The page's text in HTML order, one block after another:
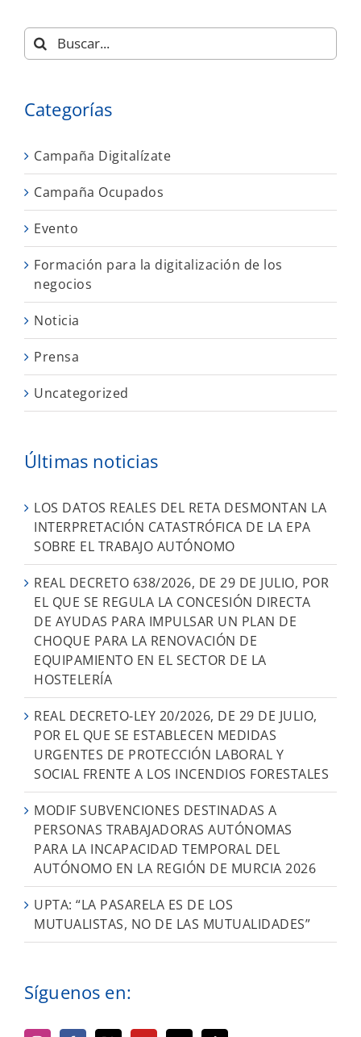
Buscar:
Categorías
Campaña Digitalízate
Campaña Ocupados
Evento
Formación para la digitalización de los
negocios
Noticia
Prensa
Uncategorized
Últimas noticias
LOS DATOS REALES DEL RETA DESMONTAN LA
INTERPRETACIÓN CATASTRÓFICA DE LA EPA
SOBRE EL TRABAJO AUTÓNOMO
REAL DECRETO 638/2026, DE 29 DE JULIO, POR
EL QUE SE REGULA LA CONCESIÓN DIRECTA
DE AYUDAS PARA IMPULSAR UN PLAN DE
CHOQUE PARA LA RENOVACIÓN DE
EQUIPAMIENTO EN EL SECTOR DE LA
HOSTELERÍA
REAL DECRETO-LEY 20/2026, DE 29 DE JULIO,
POR EL QUE SE ESTABLECEN MEDIDAS
URGENTES DE PROTECCIÓN LABORAL Y
SOCIAL FRENTE A LOS INCENDIOS FORESTALES
MODIF SUBVENCIONES DESTINADAS A
PERSONAS TRABAJADORAS AUTÓNOMAS
PARA LA INCAPACIDAD TEMPORAL DEL
AUTÓNOMO EN LA REGIÓN DE MURCIA 2026
UPTA: “LA PASARELA ES DE LOS
MUTUALISTAS, NO DE LAS MUTUALIDADES”
Síguenos en: